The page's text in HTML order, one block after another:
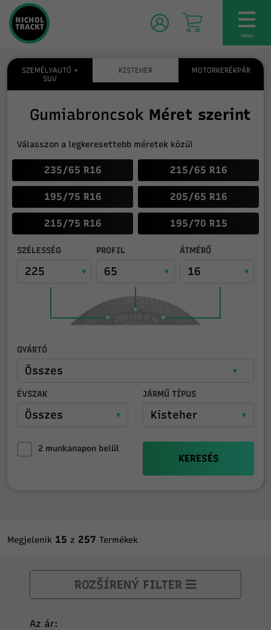
MENU
SZEMÉLYAUTÓ +
SUV
KISTEHER MOTORKERÉKPÁR
Gumiabroncsok Méret szerint
Válasszon a legkeresettebb méretek közül
235/65 R16 215/65 R16
195/75 R16 205/65 R16
215/75 R16 195/70 R15
SZÉLESSÉG PROFIL ÁTMÉRŐ
GYÁRTÓ
ÉVSZAK JÁRMŰ TÍPUS
2 munkanapon belül
KERESÉS
Megjelenik 15 z 257 Termékek
ROZŠÍRENÝ FILTER
Az ár: